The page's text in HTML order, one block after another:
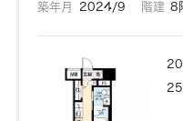
築年月 2024/9 階建 8